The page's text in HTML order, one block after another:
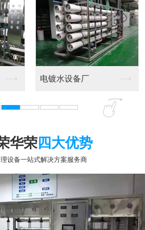
华荣四大优势
设备一站式解决方案服务商
经验
备制造与工程安装，工厂开业至